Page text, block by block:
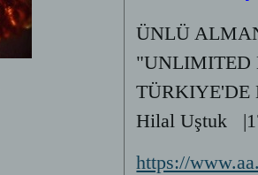
ÜNLÜ
"UNLIMITED
TÜRKIYE'DE
Hilal Uştuk
https://